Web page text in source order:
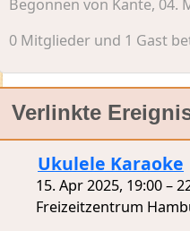
0 Mitglieder und 1 Gast
Verlinkte
Ukulele Karaoke
15. Apr 2025, 19:00–
Freizeitzentrum